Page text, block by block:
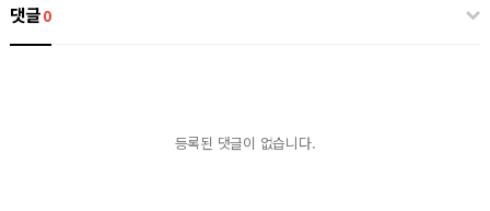
댓글0
등록된 댓글이 없습니다.